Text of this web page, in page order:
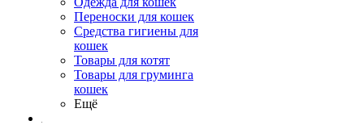
Переноски для кошек
Средства гигиены для
кошек
Товары для котят
Товары для груминга
кошек
Ещё